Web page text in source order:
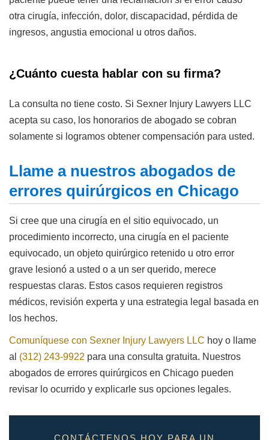
otra cirugía, infección, dolor, discapacidad, pérdida de
ingresos, angustia emocional u otros daños.
¿Cuánto cuesta hablar con su firma?
La consulta no tiene costo. Si Sexner Injury Lawyers LLC
acepta su caso, los honorarios de abogado se cobran
solamente si logramos obtener compensación para usted.
Llame a nuestros abogados de
errores quirúrgicos en Chicago
Si cree que una cirugía en el sitio equivocado, un
procedimiento incorrecto, una cirugía en el paciente
equivocado, un objeto quirúrgico retenido u otro error
grave lesionó a usted o a un ser querido, merece
respuestas claras. Estos casos requieren registros
médicos, revisión experta y una estrategia legal basada en
los hechos.
Comuníquese con Sexner Injury Lawyers LLC hoy o llame
al (312) 243-9922 para una consulta gratuita. Nuestros
abogados de errores quirúrgicos en Chicago pueden
revisar lo ocurrido y explicarle sus opciones legales.
CONTÁCTENOS HOY PARA UN